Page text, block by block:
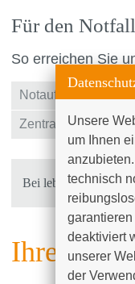
Für den Notfall
So erreichen Sie
Notaufnahme
Zentrale
Bei
Ihre
Unsere
um Ihnen
technisch
deaktiviert
unserer
der